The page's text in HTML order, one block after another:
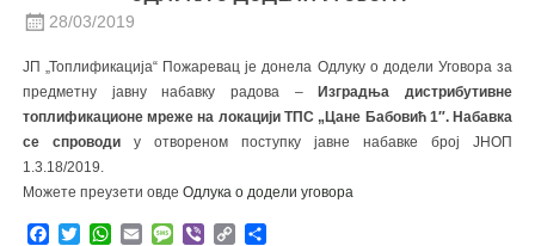
28/03/2019
ЈП „Топлификација“ Пожаревац је донела Одлуку о додели Уговора за
предметну јавну набавку радова –
Изградња дистрибутивне
топлификационе мреже на локацији ТПС „Цане Бабовић 1″. Набавка
се спроводи у отвореном поступку јавне набавке број ЈНОП
1.3.18/2019.
Можете преузети овде Одлука о додели уговора
Facebook
TwitterWhatsApp
EmailMessage
ViberCopy